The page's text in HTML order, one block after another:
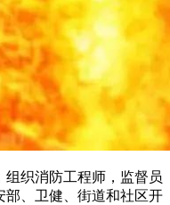
织消防工程师，监督员
部、卫健、街道和社区开